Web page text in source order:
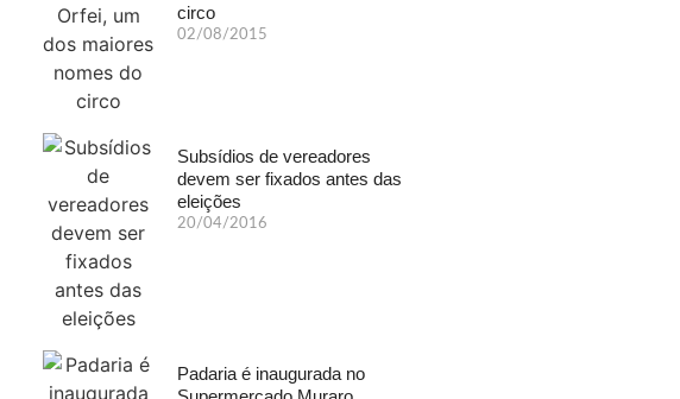
circo
02/08/2015
Subsídios de vereadores
devem ser fixados antes das
eleições
20/04/2016
Padaria é inaugurada no